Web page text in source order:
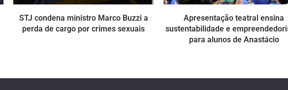
STJ condena ministro Marco Buzzi a
perda de cargo por crimes sexuais
Apresentação teatral ensina
sustentabilidade e
para alunos de Anastácio